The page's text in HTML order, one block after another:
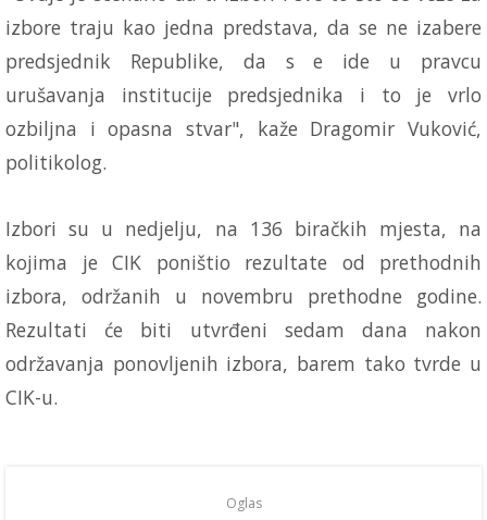
izbore traju kao jedna predstava, da se ne izabere
predsjednik Republike, da s e ide u pravcu
urušavanja institucije predsjednika i to je vrlo
ozbiljna i opasna stvar", kaže Dragomir Vuković,
politikolog.
Izbori su u nedjelju, na 136 biračkih mjesta, na
kojima je CIK poništio rezultate od prethodnih
izbora, održanih u novembru prethodne godine.
Rezultati će biti utvrđeni sedam dana nakon
održavanja ponovljenih izbora, barem tako tvrde u
CIK-u.
Oglas